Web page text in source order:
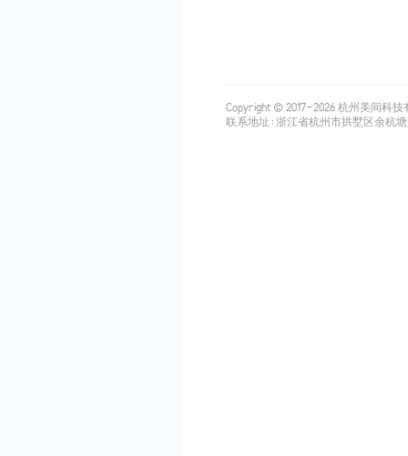
Copyright © 2017-2026杭州美间科技
联系地址：浙江省杭州市拱墅区余杭